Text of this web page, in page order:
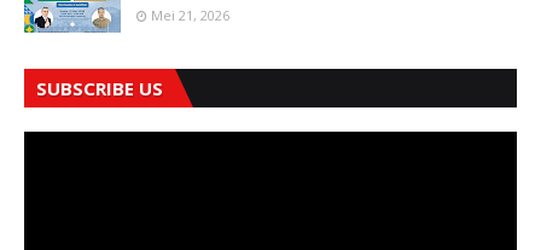
Mei 21, 2026
SUBSCRIBE US